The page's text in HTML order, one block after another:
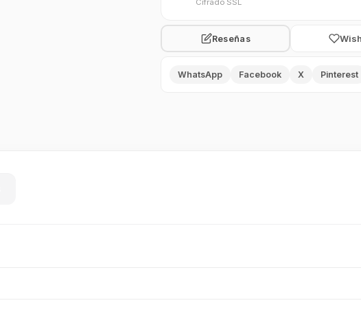
Cifrado SSL
Reseñas
WhatsApp Facebook X Pinterest